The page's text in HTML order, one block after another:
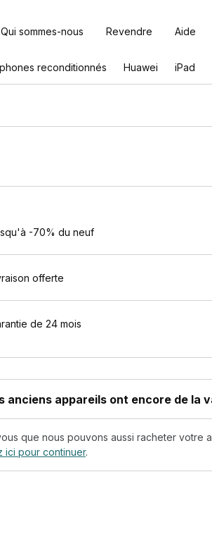
Qui sommes-nous Revendre Aide
reconditionnés Huawei iPad
-70% du neuf
offerte
de 24 mois
anciens appareils ont encore de la
que nous pouvons aussi racheter votre
ici pour continuer.